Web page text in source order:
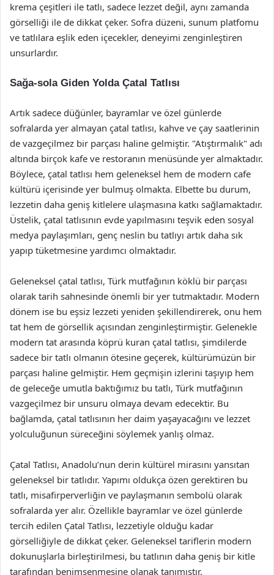
krema çeşitleri ile tatlı, sadece lezzet değil, aynı zamanda
görselliği ile de dikkat çeker. Sofra düzeni, sunum platfomu
ve tatlılara eşlik eden içecekler, deneyimi zenginleştiren
unsurlardır.
Sağa-sola Giden Yolda Çatal Tatlısı
Artık sadece düğünler, bayramlar ve özel günlerde
sofralarda yer almayan çatal tatlısı, kahve ve çay saatlerinin
de vazgeçilmez bir parçası haline gelmiştir. "Atıştırmalık" adı
altında birçok kafe ve restoranın menüsünde yer almaktadır.
Böylece, çatal tatlısı hem geleneksel hem de modern cafe
kültürü içerisinde yer bulmuş olmakta. Elbette bu durum,
lezzetin daha geniş kitlelere ulaşmasına katkı sağlamaktadır.
Üstelik, çatal tatlısının evde yapılmasını teşvik eden sosyal
medya paylaşımları, genç neslin bu tatlıyı artık daha sık
yapıp tüketmesine yardımcı olmaktadır.
Geleneksel çatal tatlısı, Türk mutfağının köklü bir parçası
olarak tarih sahnesinde önemli bir yer tutmaktadır. Modern
dönem ise bu eşsiz lezzeti yeniden şekillendirerek, onu hem
tat hem de görsellik açısından zenginleştirmiştir. Gelenekle
modern tat arasında köprü kuran çatal tatlısı, şimdilerde
sadece bir tatlı olmanın ötesine geçerek, kültürümüzün bir
parçası haline gelmiştir. Hem geçmişin izlerini taşıyıp hem
de geleceğe umutla baktığımız bu tatlı, Türk mutfağının
vazgeçilmez bir unsuru olmaya devam edecektir. Bu
bağlamda, çatal tatlısının her daim yaşayacağını ve lezzet
yolculuğunun süreceğini söylemek yanlış olmaz.
Çatal Tatlısı, Anadolu’nun derin kültürel mirasını yansıtan
geleneksel bir tatlıdır. Yapımı oldukça özen gerektiren bu
tatlı, misafirperverliğin ve paylaşmanın sembolü olarak
sofralarda yer alır. Özellikle bayramlar ve özel günlerde
tercih edilen Çatal Tatlısı, lezzetiyle olduğu kadar
görselliğiyle de dikkat çeker. Geleneksel tariflerin modern
dokunuşlarla birleştirilmesi, bu tatlının daha geniş bir kitle
tarafından benimsenmesine olanak tanımıştır.